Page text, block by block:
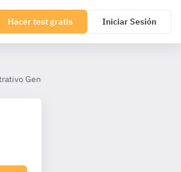
Hacer test gratis Iniciar Sesión
General. Gestión de Personal y Gestión